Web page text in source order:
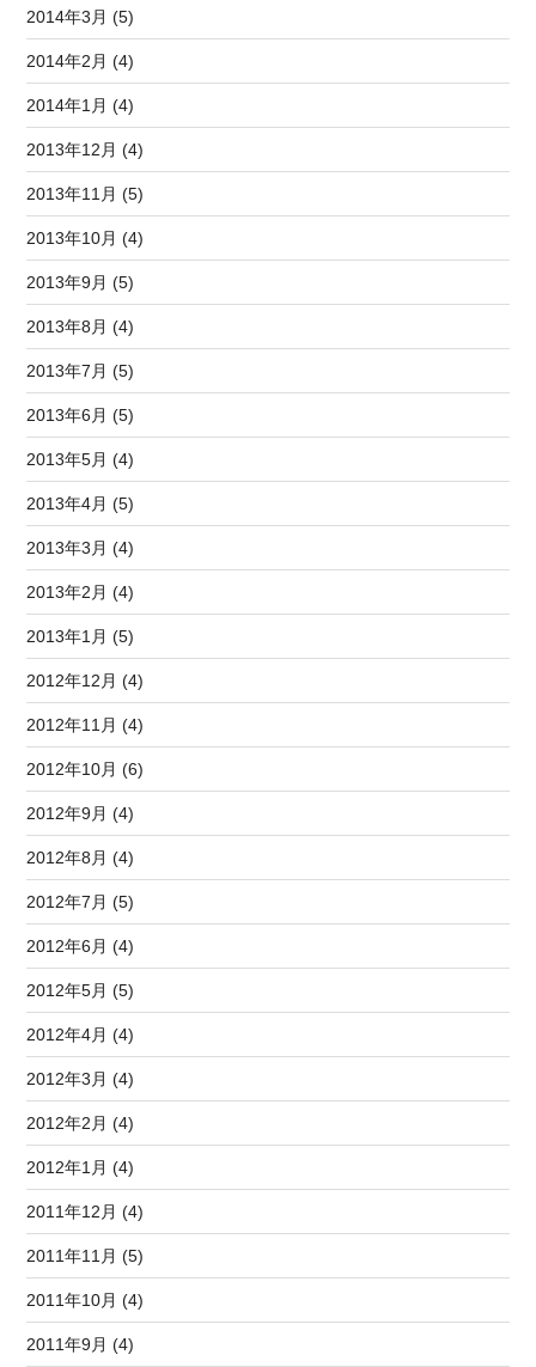
2014年3月 (5)
2014年2月 (4)
2014年1月 (4)
2013年12月 (4)
2013年11月 (5)
2013年10月 (4)
2013年9月 (5)
2013年8月 (4)
2013年7月 (5)
2013年6月 (5)
2013年5月 (4)
2013年4月 (5)
2013年3月 (4)
2013年2月 (4)
2013年1月 (5)
2012年12月 (4)
2012年11月 (4)
2012年10月 (6)
2012年9月 (4)
2012年8月 (4)
2012年7月 (5)
2012年6月 (4)
2012年5月 (5)
2012年4月 (4)
2012年3月 (4)
2012年2月 (4)
2012年1月 (4)
2011年12月 (4)
2011年11月 (5)
2011年10月 (4)
2011年9月 (4)